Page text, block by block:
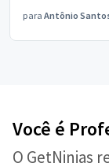
para Antônio
Você é
O GetNinjas